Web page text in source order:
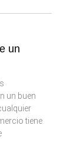
un
un buen
tiene